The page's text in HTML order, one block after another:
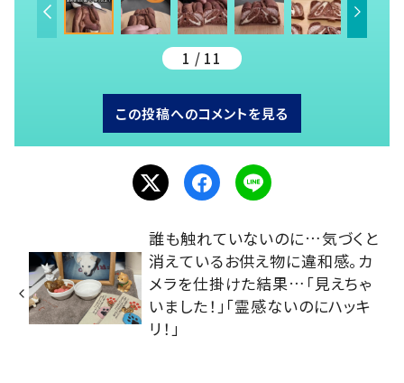
1 / 11
この投稿へのコメントを見る
誰も触れていないのに…気づくと
消えているお供え物に違和感。カ
メラを仕掛けた結果…「見えちゃ
いました！」「霊感ないのにハッキ
リ！」